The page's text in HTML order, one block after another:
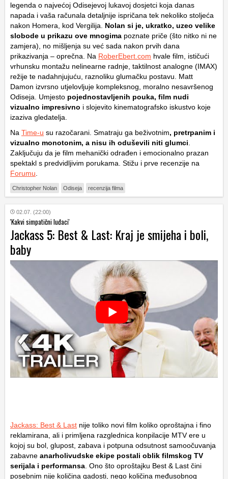
legenda o najvećoj Odisejevoj lukavoj dosjetci koja danas
napada i vaša računala detaljnije ispričana tek nekoliko stoljeća
nakon Homera, kod Vergilija. Nolan si je, ukratko, uzeo velike
slobode u prikazu ove mnogima poznate priče (što nitko ni ne
zamjera), no mišljenja su već sada nakon prvih dana
prikazivanja – oprečna. Na RoberEbert.com hvale film, ističući
vrhunsku montažu nelinearne radnje, taktilnost analogne (IMAX)
režije te nadahnjujuću, raznoliku glumačku postavu. Matt
Damon izvrsno utjelovljuje kompleksnog, moralno nesavršenog
Odiseja. Umjesto pojednostavljenih pouka, film nudi
vizualno impresivno i slojevito kinematografsko iskustvo koje
izaziva gledatelja.
Na Time-u su razočarani. Smatraju ga beživotnim, pretrpanim i
vizualno monotonim, a nisu ih oduševili niti glumci
Zaključuju da je film mehanički odrađen i emocionalno prazan
spektakl s predvidljivim porukama. Stižu i prve recenzije na
Forumu
Christopher Nolan Odiseja recenzija filma
02.07. (22:00)
'Kakvi simpatični luđaci'
Jackass 5: Best & Last: Kraj je smijeha i boli,
baby
Jackass: Best & Last nije toliko novi film koliko oproštajna i fino
reklamirana, ali i primljena razglednica konpilacije MTV ere u
kojoj su bol, glupost, zabava i potpuna odsutnost samoočuvanja
zabavne anarholivudske ekipe postali oblik filmskog TV
serijala i performansa . Ono što oproštajku Best & Last čini
posebnim nije količina gadosti, nego količina međusobnog